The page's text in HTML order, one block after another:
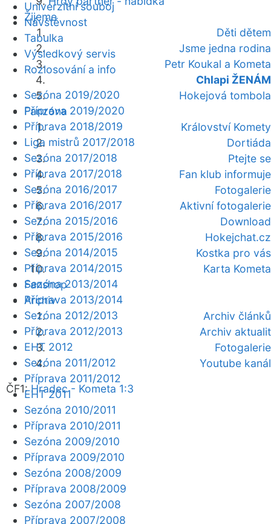
Žijeme
Děti dětem
Jsme jedna rodina
Petr Koukal a Kometa
Chlapi ŽENÁM
Hokejová tombola
Fanzóna
Království Komety
Dortiáda
Ptejte se
Fan klub informuje
Fotogalerie
Aktivní fotogalerie
Download
Hokejchat.cz
Kostka pro vás
Karta Kometa
Fanshop
Archiv
Archiv článků
Archiv aktualit
Fotogalerie
Youtube kanál
ČF1:Hradec - Kometa 1:3
Univerzitní souboj
Návštěvnost
Tabulka
Výsledkový servis
Rozlosování a info
Sezóna 2019/2020
Příprava 2019/2020
Příprava 2018/2019
Liga mistrů 2017/2018
Sezóna 2017/2018
Příprava 2017/2018
Sezóna 2016/2017
Příprava 2016/2017
Sezóna 2015/2016
Příprava 2015/2016
Sezóna 2014/2015
Příprava 2014/2015
Sezóna 2013/2014
Příprava 2013/2014
Sezóna 2012/2013
Příprava 2012/2013
EHT 2012
Sezóna 2011/2012
Příprava 2011/2012
EHT 2011
Sezóna 2010/2011
Příprava 2010/2011
Sezóna 2009/2010
Příprava 2009/2010
Sezóna 2008/2009
Příprava 2008/2009
Sezóna 2007/2008
Příprava 2007/2008